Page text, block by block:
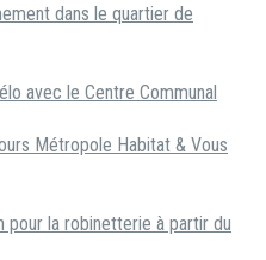
dans le quartier de
avec le Centre Communal
Métropole Habitat & Vous
pour la robinetterie à partir du